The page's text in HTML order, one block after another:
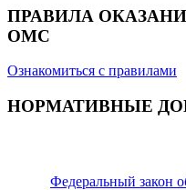
ПРАВИЛА
ОМС
Ознакомиться с правилами
НОРМАТИВНЫЕ
Федеральный закон